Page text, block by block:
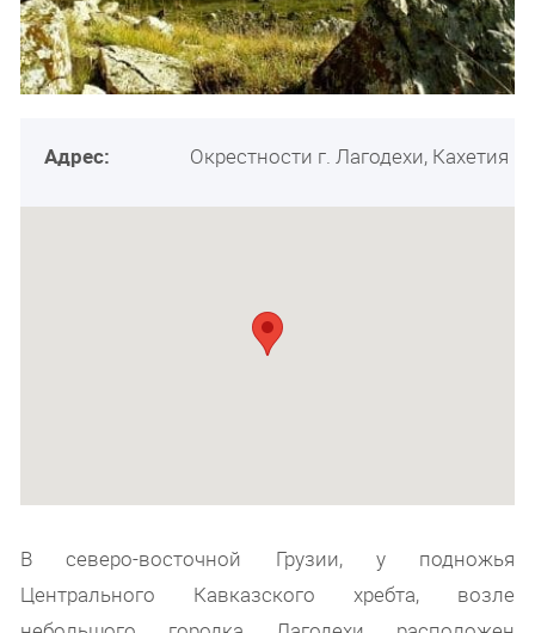
Адрес: Окрестности г. Лагодехи, Кахетия
В северо-восточной Грузии, у подножья
Центрального Кавказского хребта, возле